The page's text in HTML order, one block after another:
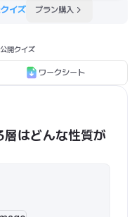
イズ プラン購入
公開クイズ
ワークシート
層はどんな性質が